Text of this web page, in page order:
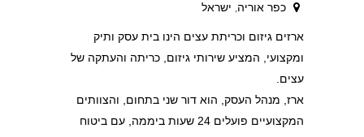
כפר אוריה, ישראל
ארזים גיזום וכריתת עצים הינו בית עסק ותיק
ומקצועי, המציע שירותי גיזום, כריתה והעתקה של
עצים.
ארז, מנהל העסק, הוא דור שני בתחום, והצוותים
המקצועיים פועלים 24 שעות ביממה, עם ביטוח